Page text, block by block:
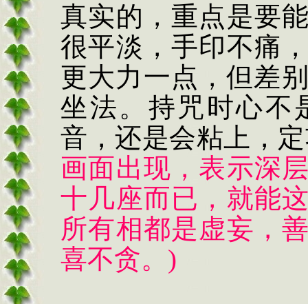
真实的，重点是要
很平淡，手印不痛
更大力一点，但差
坐法。持咒时心不
音，还是会粘上，
画面出现，表示深
十几座而已，就能
所有相都是虚妄，
喜不贪。 )